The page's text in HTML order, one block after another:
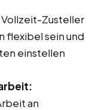
Vollzeit-Zusteller
flexibel sein und
einstellen
an